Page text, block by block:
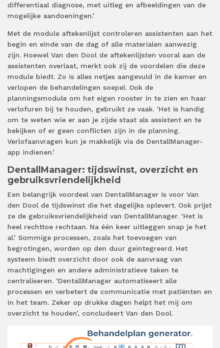
differentiaal diagnose, met uitleg en afbeeldingen van de
mogelijke aandoeningen.’
Met de module aftekenlijst controleren assistenten aan het
begin en einde van de dag of alle materialen aanwezig
zijn. Hoewel Van den Dool de aftekenlijsten vooral aan de
assistenten overlaat, merkt ook zij de voordelen die deze
module biedt. Zo is alles netjes aangevuld in de kamer en
verlopen de behandelingen soepel. Ook de
planningsmodule om het eigen rooster in te zien en haar
verlofuren bij te houden, gebruikt ze vaak. ‘Het is handig
om te weten wie er aan je zijde staat als assistent en te
bekijken of er geen conflicten zijn in de planning.
Verlofaanvragen kun je makkelijk via de DentallManager-
app indienen.’
DentallManager: tijdswinst, overzicht en
gebruiksvriendelijkheid
Een belangrijk voordeel van DentallManager is voor Van
den Dool de tijdswinst die het dagelijks oplevert. Ook prijst
ze de gebruiksvriendelijkheid van DentallManager. ‘Het is
heel rechttoe rechtaan. Na één keer uitleggen snap je het
al.’ Sommige processen, zoals het toevoegen van
begrotingen, worden op den duur geïntegreerd. Het
systeem biedt overzicht door ook de aanvraag van
machtigingen en andere administratieve taken te
centraliseren. ‘DentallManager automatiseert alle
processen en verbetert de communicatie met patiënten en
in het team. Zeker op drukke dagen helpt het mij om
overzicht te houden’, concludeert Van den Dool.